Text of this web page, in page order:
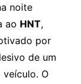
noite
ao HNT,
por
de um
O